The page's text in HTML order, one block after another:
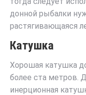
донной рыбалки
растягивающаяся
Катушка
Хорошая катушка
более ста метров.
инерционная